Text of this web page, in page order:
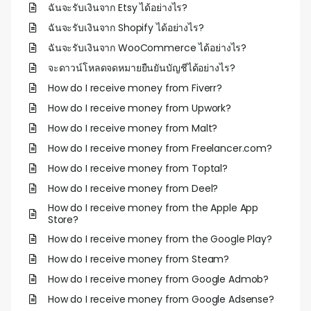
ฉันจะรับเงินจาก Etsy ได้อย่างไร?
ฉันจะรับเงินจาก Shopify ได้อย่างไร?
ฉันจะรับเงินจาก WooCommerce ได้อย่างไร?
จะดาวน์โหลดจดหมายยืนยันบัญชีได้อย่างไร?
How do I receive money from Fiverr?
How do I receive money from Upwork?
How do I receive money from Malt?
How do I receive money from Freelancer.com?
How do I receive money from Toptal?
How do I receive money from Deel?
How do I receive money from the Apple App
Store?
How do I receive money from the Google Play?
How do I receive money from Steam?
How do I receive money from Google Admob?
How do I receive money from Google Adsense?